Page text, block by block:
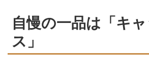
自慢の一品は「キ
ス」